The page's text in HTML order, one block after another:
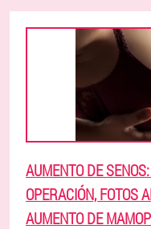
AUMENTO DE
OPERACIÓN, FOTOS
AUMENTO DE